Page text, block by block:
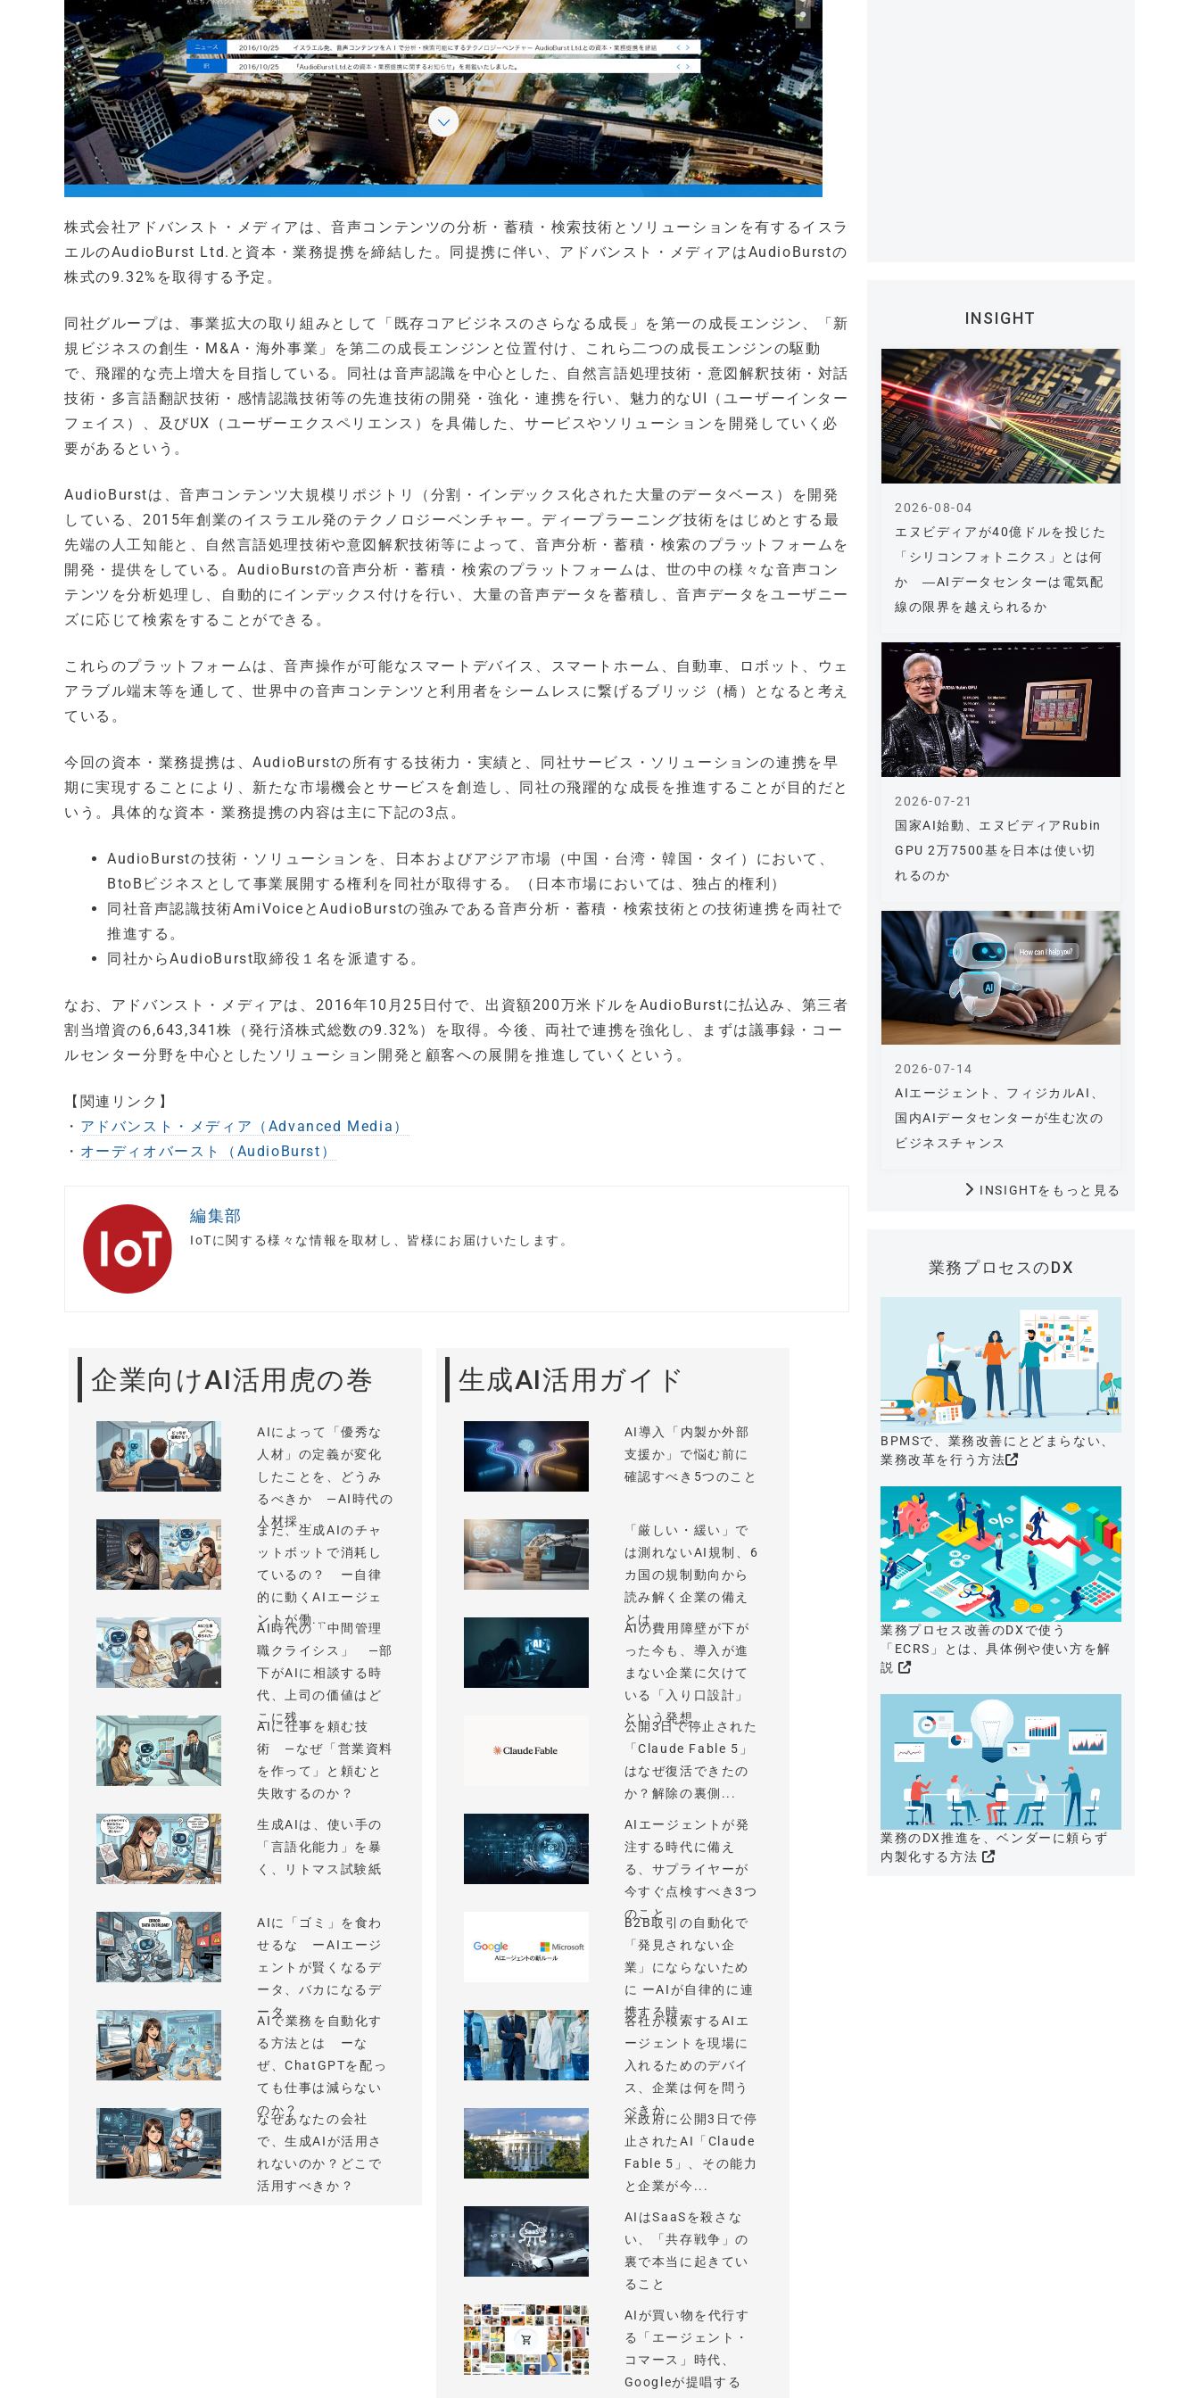
株式会社アドバンスト・メディアは、音声コンテンツの分析・蓄積・検索技術とソリューションを有するイスラ
エルのAudioBurst Ltd.と資本・業務提携を締結した。同提携に伴い、アドバンスト・メディアはAudioBurstの
株式の9.32%を取得する予定。
同社グループは、事業拡大の取り組みとして「既存コアビジネスのさらなる成長」を第一の成長エンジン、「新
規ビジネスの創生・M&A・海外事業」を第二の成長エンジンと位置付け、これら二つの成長エンジンの駆動
で、飛躍的な売上増大を目指している。同社は音声認識を中心とした、自然言語処理技術・意図解釈技術・対話
技術・多言語翻訳技術・感情認識技術等の先進技術の開発・強化・連携を行い、魅力的なUI（ユーザーインター
フェイス）、及びUX（ユーザーエクスペリエンス）を具備した、サービスやソリューションを開発していく必
要があるという。
AudioBurstは、音声コンテンツ大規模リポジトリ（分割・インデックス化された大量のデータベース）を開発
している、2015年創業のイスラエル発のテクノロジーベンチャー。ディープラーニング技術をはじめとする最
先端の人工知能と、自然言語処理技術や意図解釈技術等によって、音声分析・蓄積・検索のプラットフォームを
開発・提供をしている。AudioBurstの音声分析・蓄積・検索のプラットフォームは、世の中の様々な音声コン
テンツを分析処理し、自動的にインデックス付けを行い、大量の音声データを蓄積し、音声データをユーザニー
ズに応じて検索をすることができる。
これらのプラットフォームは、音声操作が可能なスマートデバイス、スマートホーム、自動車、ロボット、ウェ
アラブル端末等を通して、世界中の音声コンテンツと利用者をシームレスに繋げるブリッジ（橋）となると考え
ている。
今回の資本・業務提携は、AudioBurstの所有する技術力・実績と、同社サービス・ソリューションの連携を早
期に実現することにより、新たな市場機会とサービスを創造し、同社の飛躍的な成長を推進することが目的だと
いう。具体的な資本・業務提携の内容は主に下記の3点。
AudioBurstの技術・ソリューションを、日本およびアジア市場（中国・台湾・韓国・タイ）において、
BtoBビジネスとして事業展開する権利を同社が取得する。（日本市場においては、独占的権利）
同社音声認識技術AmiVoiceとAudioBurstの強みである音声分析・蓄積・検索技術との技術連携を両社で
推進する。
同社からAudioBurst取締役１名を派遣する。
なお、アドバンスト・メディアは、2016年10月25日付で、出資額200万米ドルをAudioBurstに払込み、第三者
割当増資の6,643,341株（発行済株式総数の9.32%）を取得。今後、両社で連携を強化し、まずは議事録・コー
ルセンター分野を中心としたソリューション開発と顧客への展開を推進していくという。
【関連リンク】
・ アドバンスト・メディア（Advanced Media）
・ オーディオバースト（AudioBurst）
編集部
IoTに関する様々な情報を取材し、皆様にお届けいたします。
企業向けAI活用虎の巻
AIによって「優秀な
人材」の定義が変化
したことを、どうみ
るべきか —AI時代の
人材採...
まだ、生成AIのチャ
ットボットで消耗し
ているの？ ー自律
的に動くAIエージェ
ントが働...
AI時代の「中間管理
職クライシス」 —部
下がAIに相談する時
代、上司の価値はど
こに残...
AIに仕事を頼む技
術 —なぜ「営業資料
を作って」と頼むと
失敗するのか？
生成AIは、使い手の
「言語化能力」を暴
く、リトマス試験紙
AIに「ゴミ」を食わ
せるな ーAIエージ
ェントが賢くなるデ
ータ、バカになるデ
ータ
AIで業務を自動化す
る方法とは ーな
ぜ、ChatGPTを配っ
ても仕事は減らない
のか？
なぜあなたの会社
で、生成AIが活用さ
れないのか？どこで
活用すべきか？
生成AI活用ガイド
AI導入「内製か外部
支援か」で悩む前に
確認すべき5つのこと
「厳しい・緩い」で
は測れないAI規制、6
カ国の規制動向から
読み解く企業の備え
とは
AIの費用障壁が下が
った今も、導入が進
まない企業に欠けて
いる「入り口設計」
という発想
公開3日で停止された
「Claude Fable 5」
はなぜ復活できたの
か？解除の裏側...
AIエージェントが発
注する時代に備え
る、サプライヤーが
今すぐ点検すべき3つ
のこと
B2B取引の自動化で
「発見されない企
業」にならないため
に ーAIが自律的に連
携する時...
各社が模索するAIエ
ージェントを現場に
入れるためのデバイ
ス、企業は何を問う
べきか
米政府に公開3日で停
止されたAI「Claude
Fable 5」、その能力
と企業が今...
AIはSaaSを殺さな
い、「共存戦争」の
裏で本当に起きてい
ること
AIが買い物を代行す
る「エージェント・
コマース」時代、
Googleが提唱する
INSIGHT
エヌビディアが40億ドルを投じた
「シリコンフォトニクス」とは何
か ―AIデータセンターは電気配
線の限界を越えられるか
2026-08-04
国家AI始動、エヌビディアRubin
GPU 2万7500基を日本は使い切
れるのか
2026-07-21
AIエージェント、フィジカルAI、
国内AIデータセンターが生む次の
ビジネスチャンス
2026-07-14
INSIGHTをもっと見る
業務プロセスのDX
BPMSで、業務改善にとどまらない、
業務改革を行う方法
業務プロセス改善のDXで使う
「ECRS」とは、具体例や使い方を解
説
業務のDX推進を、ベンダーに頼らず
内製化する方法